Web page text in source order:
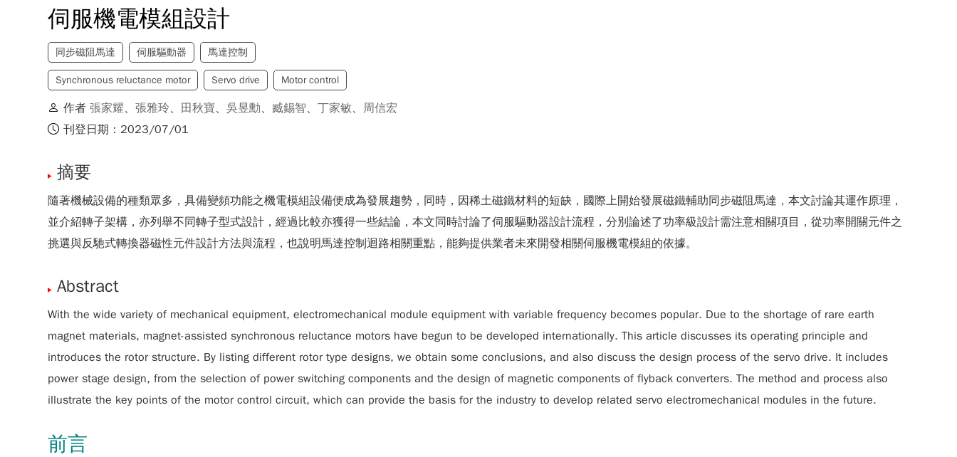
伺服機電模組設計
同步磁阻馬達 伺服驅動器 馬達控制
Synchronous reluctance motor Servo drive Motor control
作者張家耀、張雅玲、 田秋寶、吳昱勳、臧錫智、丁家敏、 周信宏
刊登日期：2023/07/01
摘要
隨著機械設備的種類眾多，具備變頻功能之機電模組設備便成為發展趨勢，同時，因稀土磁鐵材料的短缺，國際上開始發展磁鐵輔助同步磁阻馬達，本文討論其運作原理，
並介紹轉子架構，亦列舉不同轉子型式設計，經過比較亦獲得一些結論，本文同時討論了伺服驅動器設計流程，分別論述了功率級設計需注意相關項目，從功率開關元件之
挑選與反馳式轉換器磁性元件設計方法與流程，也說明馬達控制迴路相關重點，能夠提供業者未來開發相關伺服機電模組的依據。
Abstract
With the wide variety of mechanical equipment, electromechanical module equipment with variable frequency becomes popular. Due to the shortage of rare earth
magnet materials, magnet-assisted synchronous reluctance motors have begun to be developed internationally. This article discusses its operating principle and
introduces the rotor structure. By listing different rotor type designs, we obtain some conclusions, and also discuss the design process of the servo drive. It includes
power stage design, from the selection of power switching components and the design of magnetic components of flyback converters. The method and process also
illustrate the key points of the motor control circuit, which can provide the basis for the industry to develop related servo electromechanical modules in the future.
前言